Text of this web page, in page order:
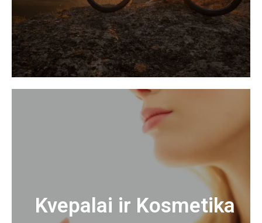
Kvepalai ir Kosmetika